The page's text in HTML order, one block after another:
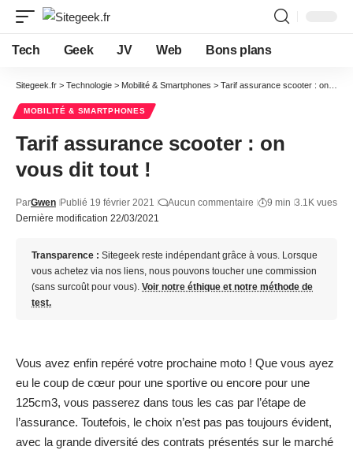
Tech Geek JV Web Bons plans
Sitegeek.fr > Technologie > Mobilité & Smartphones > Tarif assurance scooter : on vous dit tout !
MOBILITÉ & SMARTPHONES
Tarif assurance scooter : on
vous dit tout !
Dernière modification 22/03/2021
ParGwen Publié 19 février 2021 Aucun commentaire 9 min 3.1K vues
Transparence : Sitegeek reste indépendant grâce à vous. Lorsque
vous achetez via nos liens, nous pouvons toucher une commission
(sans surcoût pour vous). Voir notre éthique et notre méthode de
test.
Vous avez enfin repéré votre prochaine moto ! Que vous ayez
eu le coup de cœur pour une sportive ou encore pour une
125cm3, vous passerez dans tous les cas par l’étape de
l’assurance. Toutefois, le choix n’est pas pas toujours évident,
avec la grande diversité des contrats présentés sur le marché